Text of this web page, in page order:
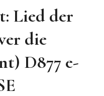
Lied der
die
D877 e-